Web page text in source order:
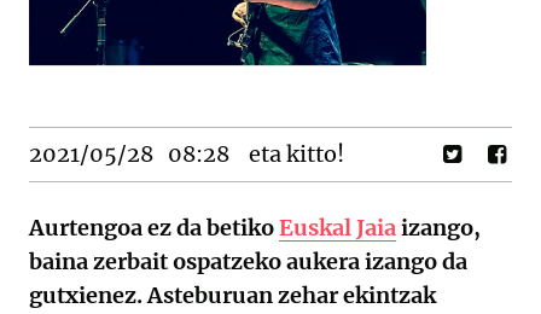
2021/05/28 08:28 eta kitto!
Aurtengoa ez da betikoEuskal Jaiaizango,
baina zerbait ospatzeko aukera izango da
gutxienez. Asteburuan zehar ekintzak